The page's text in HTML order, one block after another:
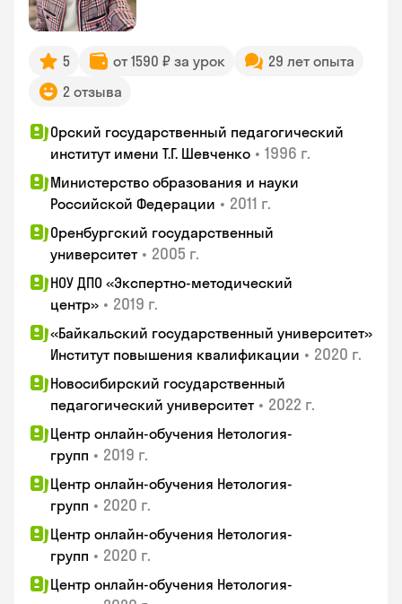
5 от 1590 ₽ за урок
29 лет опыта
2 отзыва
Орский государственный педагогический
институт имени Т.Г. Шевченко • 1996 г.
Министерство образования и науки
Российской Федерации • 2011 г.
Оренбургский государственный
университет • 2005 г.
НОУ ДПО «Экспертно-методический
центр» • 2019 г.
«Байкальский государственный университет»
Институт повышения квалификации • 2020 г.
Новосибирский государственный
педагогический университет • 2022 г.
Центр онлайн-обучения Нетология-
групп • 2019 г.
Центр онлайн-обучения Нетология-
групп • 2020 г.
Центр онлайн-обучения Нетология-
групп • 2020 г.
Центр онлайн-обучения Нетология-